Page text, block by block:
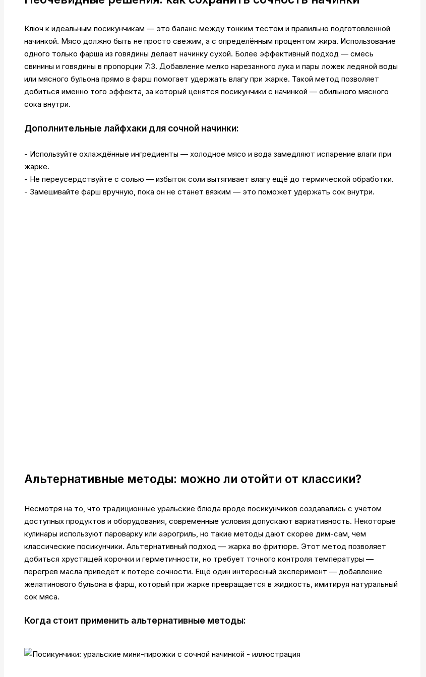
Ключ к идеальным посикунчикам — это баланс между тонким тестом и правильно подготовленной
начинкой. Мясо должно быть не просто свежим, а с определённым процентом жира. Использование
одного только фарша из говядины делает начинку сухой. Более эффективный подход — смесь
свинины и говядины в пропорции 7:3. Добавление мелко нарезанного лука и пары ложек ледяной воды
или мясного бульона прямо в фарш помогает удержать влагу при жарке. Такой метод позволяет
добиться именно того эффекта, за который ценятся посикунчики с начинкой — обильного мясного
сока внутри.
Дополнительные лайфхаки для сочной начинки:
- Используйте охлаждённые ингредиенты — холодное мясо и вода замедляют испарение влаги при
жарке.
- Не переусердствуйте с солью — избыток соли вытягивает влагу ещё до термической обработки.
- Замешивайте фарш вручную, пока он не станет вязким — это поможет удержать сок внутри.
Альтернативные методы: можно ли отойти от классики?
Несмотря на то, что традиционные уральские блюда вроде посикунчиков создавались с учётом
доступных продуктов и оборудования, современные условия допускают вариативность. Некоторые
кулинары используют пароварку или аэрогриль, но такие методы дают скорее дим-сам, чем
классические посикунчики. Альтернативный подход — жарка во фритюре. Этот метод позволяет
добиться хрустящей корочки и герметичности, но требует точного контроля температуры —
перегрев масла приведёт к потере сочности. Ещё один интересный эксперимент — добавление
желатинового бульона в фарш, который при жарке превращается в жидкость, имитируя натуральный
сок мяса.
Когда стоит применить альтернативные методы: